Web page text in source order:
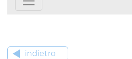
indietro